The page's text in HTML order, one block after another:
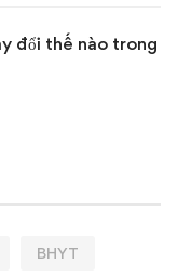
đổi thế nào trong
BHYT